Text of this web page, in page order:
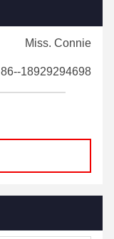
Miss. Connie
86--18929294698